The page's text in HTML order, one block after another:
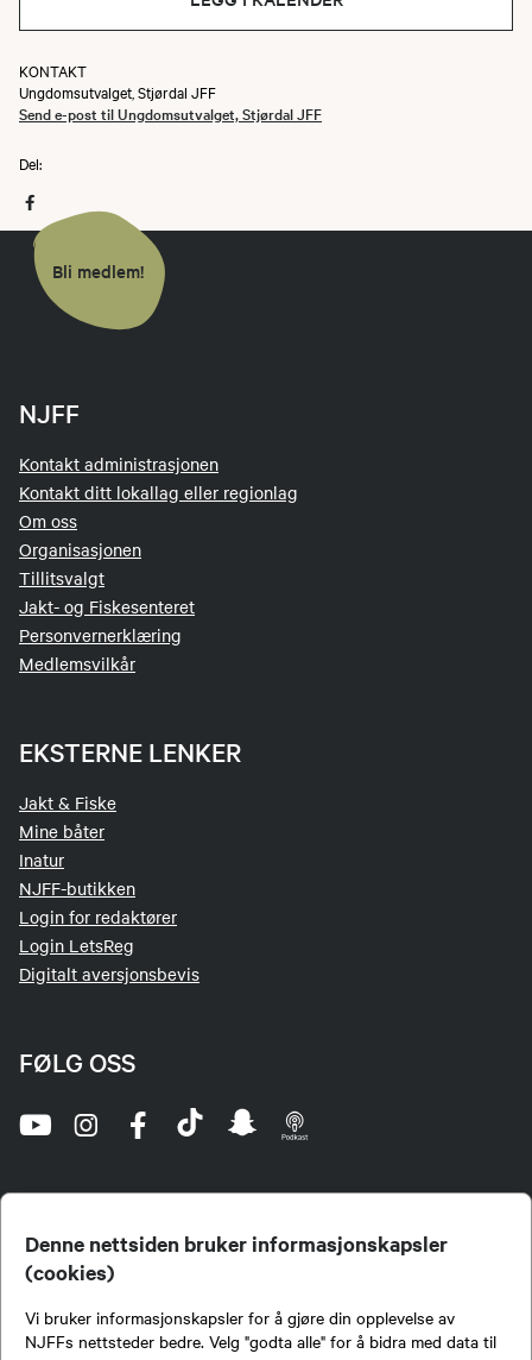
Denne nettsiden bruker informasjonskapsler
(cookies)
Vi bruker informasjonskapsler for å gjøre din opplevelse av
NJFFs nettsteder bedre. Velg "godta alle" for å bidra med data til
KONTAKT
Ungdomsutvalget, Stjørdal JFF
Send e-post til Ungdomsutvalget, Stjørdal JFF
Del:
Bli medlem!
NJFF
Kontakt administrasjonen
Kontakt ditt lokallag eller regionlag
Om oss
Organisasjonen
Tillitsvalgt
Jakt- og Fiskesenteret
Personvernerklæring
Medlemsvilkår
EKSTERNE LENKER
Jakt & Fiske
Mine båter
Inatur
NJFF-butikken
Login for redaktører
Login LetsReg
Digitalt aversjonsbevis
FØLG OSS
jegere og sportsfiskere og et av de viktigste miljøene for formidling av kunnskap om jakt og
fiske i Norge. Vi er en partipolitisk nøytral organisasjon, men har et sterkt jakt-, fiske-, og